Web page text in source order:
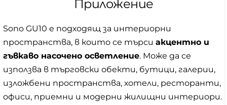
Приложение
Sono GU10 е подходящ за интериорни
пространства, в които се търси акцентно и
гъвкаво насочено осветление. Може да се
използва в търговски обекти, бутици, галерии,
изложбени пространства, хотели, ресторанти,
офиси, приемни и модерни жилищни интериори.